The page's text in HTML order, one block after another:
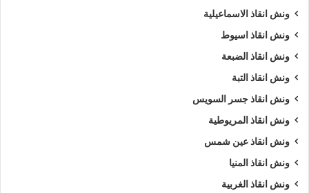
ونش انقاذ الاسماعيلية
ونش انقاذ اسيوط
ونش انقاذ الضبعة
ونش انقاذ التبة
ونش انقاذ جسر السويس
ونش انقاذ المريوطية
ونش انقاذ عين شمس
ونش انقاذ المنيا
ونش انقاذ الغربية